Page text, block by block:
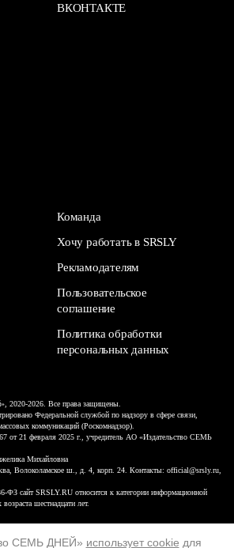
СЕМЬ ДНЕЙ» использует cookie для
ВКОНТАКТЕ
Команда
Хочу работать в SRSLY
Рекламодателям
Пользовательское
соглашение
Политика обработки
персональных данных
2020-2026. Все права защищены.
Федеральной службой по надзору в сфере связи,
коммуникаций (Роскомнадзор).
от 21 февраля 2025 г., учредитель АО «Издательство СЕМЬ
Михайловна
Волоколамское ш., д. 4, корп. 24. Контакты: official@srsly.ru,
сайт SRSLY.RU относится к категории информационной
шестнадцати лет.